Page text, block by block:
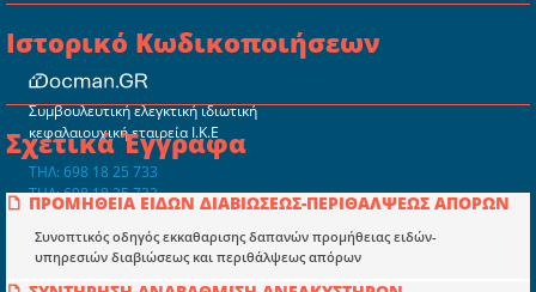
Ιστορικό Κωδικοποιήσεων
Σχετικά Έγγραφα
ΠΡΟΜΗΘΕΙΑ ΕΙΔΩΝ ΔΙΑΒΙΩΣΕΩΣ-ΠΕΡΙΘΑΛΨΕΩΣ ΑΠΟΡΩΝ
Συνοπτικός οδηγός εκκαθαρισης δαπανών προμήθειας ειδών-
υπηρεσιών διαβιώσεως και περιθάλψεως απόρων
Συμβουλευτική ελεγκτική ιδιωτική
κεφαλαιουχική εταιρεία Ι.Κ.Ε
ΤΗΛ: 698 18 25 733
ΤΗΛ: 698 18 25 732
mydocmangr@gmail.com
Docman.gr